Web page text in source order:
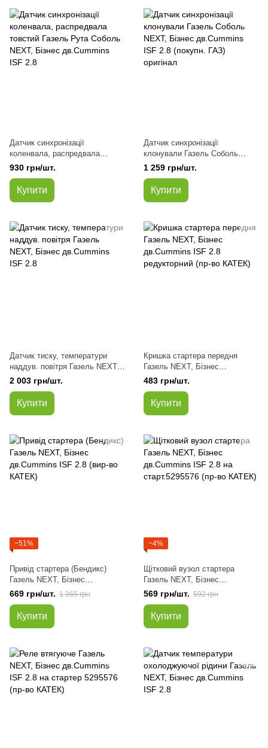
Датчик синхронізації
коленвала, распредвала
товстий Газель Рута Соболь
NEXT, Бізнес дв.Cummins ISF
2.8
930 грн/шт.
Купити
Датчик синхронізації
клонували Газель Соболь
NEXT, Бізнес дв.Cummins ISF
2.8 (покупн. ГАЗ) оригінал
1 259 грн/шт.
Купити
Датчик тиску, температури
наддув. повітря Газель NEXT,
Бізнес дв.Cummins ISF 2.8
2 003 грн/шт.
Купити
Кришка стартера передня
Газель NEXT, Бізнес
дв.Cummins ISF 2.8
редукторний (пр-во КАТЕК)
483 грн/шт.
Купити
−51%
Привід стартера (Бендикс)
Газель NEXT, Бізнес
дв.Cummins ISF 2.8 (вир-во
КАТЕК)
669 грн/шт. 1 365 грн
Купити
−4%
Щітковий вузол стартера
Газель NEXT, Бізнес
дв.Cummins ISF 2.8 на
старт.5295576 (пр-во КАТЕК)
569 грн/шт. 592 грн
Купити